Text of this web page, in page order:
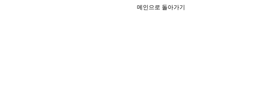
메인으로 돌아가기